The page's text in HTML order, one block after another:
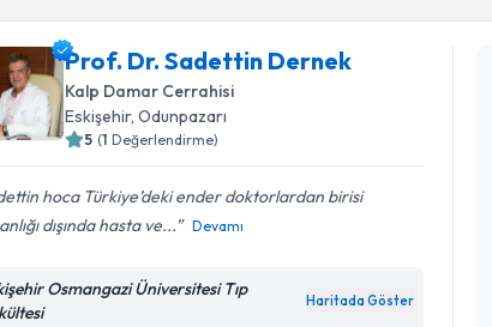
Prof. Dr. Sadettin Dernek
Kalp Damar Cerrahisi
Eskişehir, Odunpazarı
5 (1 Değerlendirme)
hoca Türkiye’deki ender doktorlardan birisi
dışında hasta ve...
Devamı
Osmangazi Üniversitesi Tıp
Haritada Göster